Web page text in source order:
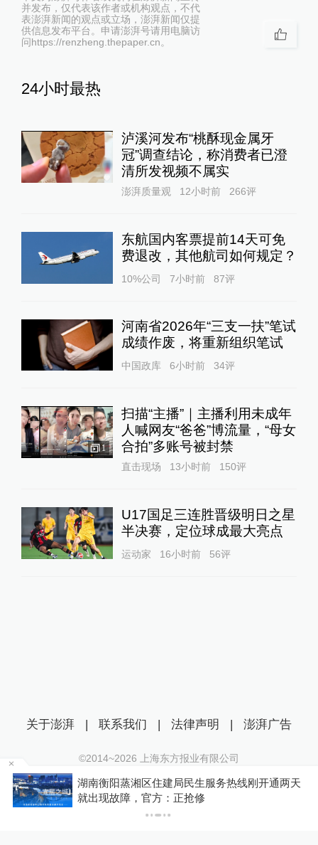
并发布，仅代表该作者或机构观点，不代
表澎湃新闻的观点或立场，澎湃新闻仅提
供信息发布平台。申请澎湃号请用电脑访
问https://renzheng.thepaper.cn。
24小时最热
泸溪河发布“桃酥现金属牙
冠”调查结论，称消费者已澄
清所发视频不属实
澎湃质量观 12小时前 266评
东航国内客票提前14天可免
费退改，其他航司如何规定？
10%公司 7小时前 87评
河南省2026年“三支一扶”笔试
成绩作废，将重新组织笔试
中国政库 6小时前 34评
1
扫描“主播”｜主播利用未成年
人喊网友“爸爸”博流量，“母女
合拍”多账号被封禁
直击现场 13小时前 150评
U17国足三连胜晋级明日之星
半决赛，定位球成最大亮点
运动家 16小时前 56评
湖南衡阳蒸湘区住建局民生服务热线刚开通两天
就出现故障，官方：正抢修
关于澎湃 | 联系我们 | 法律声明 | 澎湃广告
©2014~2026 上海东方报业有限公司
沪ICP证：沪B2-20170116 | 沪ICP备14003370号
互联网新闻信息服务许可证：31120170006
沪公网安备 31010602000299号